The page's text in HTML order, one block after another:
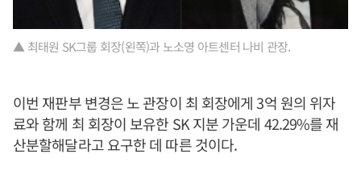
▲ 최태원 SK그룹 회장(왼쪽)과 노소영 아트센터 나비 관장.
이번 재판부 변경은 노 관장이 최 회장에게 3억 원의 위자
료와 함께 최 회장이 보유한 SK 지분 가운데 42.29%를 재
산분할해달라고 요구한 데 따른 것이다.